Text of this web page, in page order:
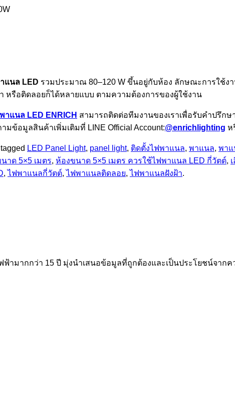
แนล LED รวมประมาณ 80–120 W ขึ้นอยู่กับห้อง ลักษณะการใช้ง
หรือติดลอยก็ได้หลายแบบ ตามความต้องการของผู้ใช้งาน
าแนล LED ENRICH สามารถติดต่อทีมงานของเราเพื่อรับคำปรึ
ข้อมูลสินค้าเพิ่มเติมที่ LINE Official Account:@enrichlighting ห
LED Panel Light, panel light, ติดตั้งไฟพาแนล, พาแนล, พาแ
าด 5×5 เมตร, ห้องขนาด 5×5 เมตร ควรใช้ไฟพาแนล LED กี่วัตต์,
,ไฟพาแนลกี่วัตต์,ไฟพาแนลติดลอย,ไฟพาแนลฝังฝ้า.
มากกว่า 15 ปี มุ่งนำเสนอข้อมูลที่ถูกต้องและเป็นประโยชน์จาก